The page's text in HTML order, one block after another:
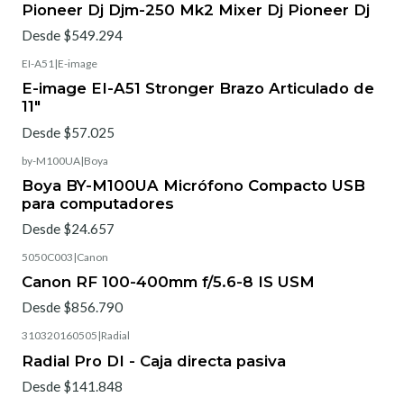
Pioneer Dj Djm-250 Mk2 Mixer Dj Pioneer Dj
Desde $549.294
EI-A51|E-image
E-image EI-A51 Stronger Brazo Articulado de
11"
Desde $57.025
by-M100UA|Boya
Boya BY-M100UA Micrófono Compacto USB
para computadores
Desde $24.657
5050C003 |Canon
Canon RF 100-400mm f/5.6-8 IS USM
Desde $856.790
310320160505 |Radial
Radial Pro DI - Caja directa pasiva
Desde $141.848